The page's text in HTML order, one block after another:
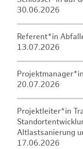
30.06.2026
Referent*in
13.07.2026
20.07.2026
Projektleiter*in
Altlastsanierung
17.06.2026